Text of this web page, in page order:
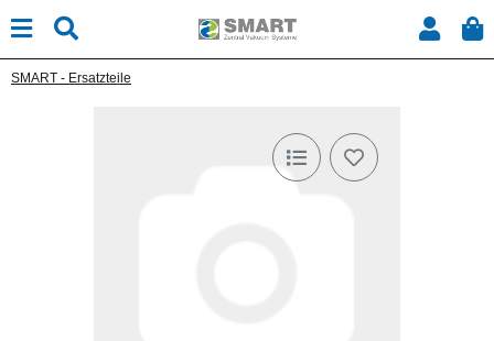
SMART - Ersatzteile